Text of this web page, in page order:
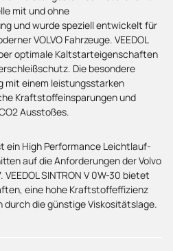
mit und ohne
und wurde speziell entwickelt für
VOLVO Fahrzeuge. VEEDOL
optimale Kaltstarteigenschaften
Die besondere
mit einem leistungsstarken
Kraftstoffeinsparungen und
Ausstoßes.
ein High Performance Leichtlauf-
auf die Anforderungen der Volvo
SINTRON V 0W-30 bietet
eine hohe Kraftstoffeffizienz
durch die günstige Viskositätslage.